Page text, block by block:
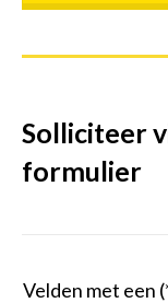
Solliciteer
formulier
Velden met een